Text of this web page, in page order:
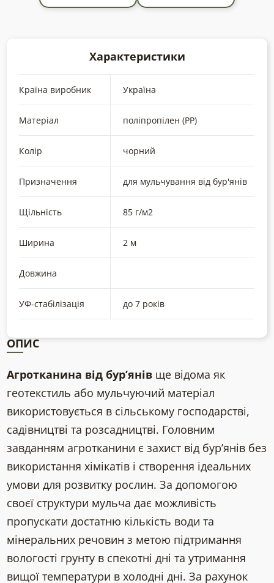
ОПИС
Агротканина від бур’янів ще відома як
геотекстиль або мульчуючий матеріал
використовується в сільському господарстві,
садівництві та розсадництві. Головним
завданням агротканини є захист від бур’янів без
використання хімікатів і створення ідеальних
умови для розвитку рослин. За допомогою
своєї структури мульча дає можливість
пропускати достатню кількість води та
мінеральних речовин з метою підтримання
вологості грунту в спекотні дні та утримання
вищої температури в холодні дні. За рахунок
Характеристики
Країна виробник Україна
Матеріал поліпропілен (РР)
Колір чорний
Призначення для мульчування від бур'янів
Щільність 85 г/м2
Ширина 2 м
Довжина
УФ-стабілізація до 7 років